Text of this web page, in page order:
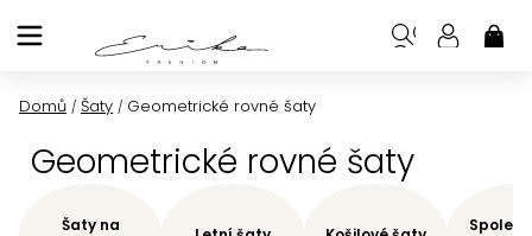
na
Domů / Šaty / Geometrické rovné šaty
Geometrické rovné šaty
Šaty na